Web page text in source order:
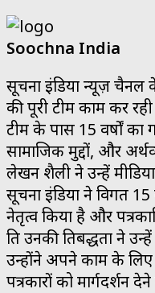
Soochna India
सूचना इंडिया न्यूज़
की पूरी टीम काम कर
टीम के पास 15 वर्षों का
सामाजिक मुद्दों, और
लेखन शैली ने उन्हें
सूचना इंडिया ने विगत 15
नेतृत्व किया है और
प्रति उनकी प्रतिबद्धता
उन्होंने अपने काम के लिए
पत्रकारों को मार्गदर्शन